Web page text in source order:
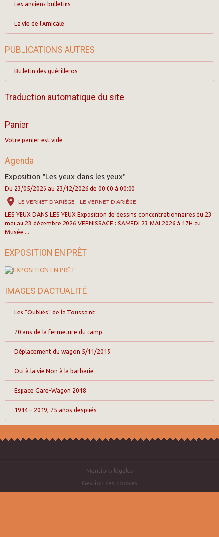
Les anciens bulletins
La vie de l'Amicale
PUBLICATIONS AUTRES
Bulletin des guérilleros
Traduction automatique du site
Panier
Votre panier est vide
Agenda
Exposition "Les yeux dans les yeux"
Du 23/05/2026 au 23/12/2026 de 00:00 à 00:00
LE VERNET D'ARIÈGE - LE VERNET D'ARIÈGE
LES YEUX DANS LES YEUX Exposition de dessins concentrationnaires du 23
mai au 23 décembre 2026 VERNISSAGE : SAMEDI 23 MAI 2026 à 17H au
Musée ...
EXPOSITION EN PRÊT
IMAGES D’ACTUALITÉ
Les "Oubliés" de la Toussaint
70 ans de la fermeture du camp
Déplacement du wagon 5/11/2015
Oui à la vie Non à la barbarie
Espace Gare-Wagon 2018
1944 – 2019, 75 años después
Mentions légales
Gestion des cookies